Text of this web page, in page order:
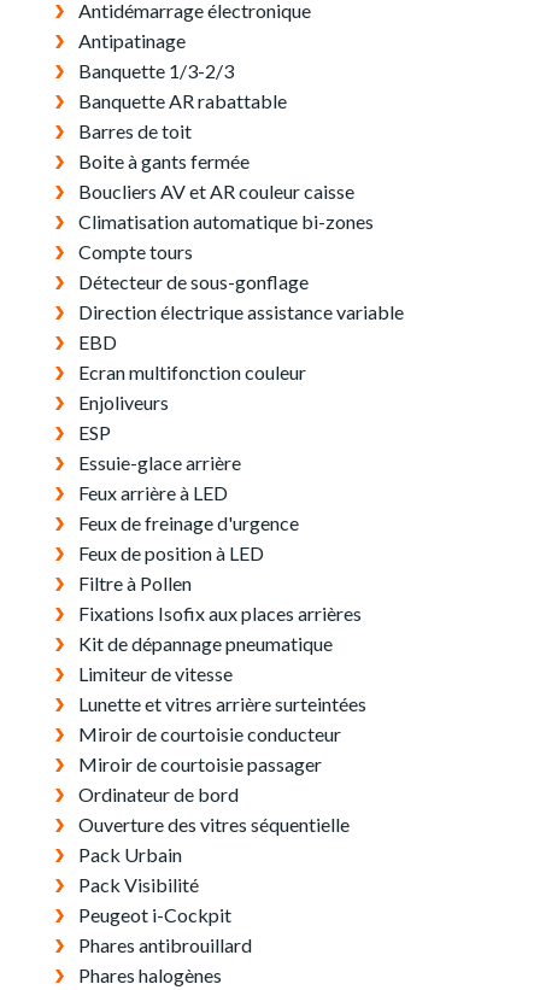
Antidémarrage électronique
Antipatinage
Banquette 1/3-2/3
Banquette AR rabattable
Barres de toit
Boite à gants fermée
Boucliers AV et AR couleur caisse
Climatisation automatique bi-zones
Compte tours
Détecteur de sous-gonflage
Direction électrique assistance variable
EBD
Ecran multifonction couleur
Enjoliveurs
ESP
Essuie-glace arrière
Feux arrière à LED
Feux de freinage d'urgence
Feux de position à LED
Filtre à Pollen
Fixations Isofix aux places arrières
Kit de dépannage pneumatique
Limiteur de vitesse
Lunette et vitres arrière surteintées
Miroir de courtoisie conducteur
Miroir de courtoisie passager
Ordinateur de bord
Ouverture des vitres séquentielle
Pack Urbain
Pack Visibilité
Peugeot i-Cockpit
Phares antibrouillard
Phares halogènes